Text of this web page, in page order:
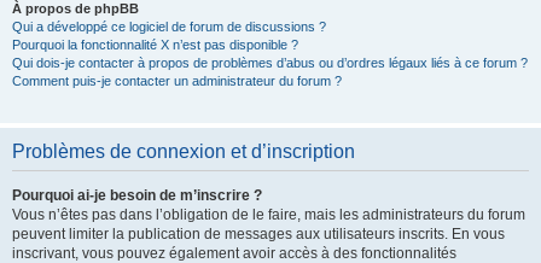
À propos de phpBB
Qui a développé ce logiciel de forum de discussions ?
Pourquoi la fonctionnalité X n’est pas disponible ?
Qui dois-je contacter à propos de problèmes d’abus ou d’ordres légaux liés à ce forum ?
Comment puis-je contacter un administrateur du forum ?
Problèmes de connexion et d’inscription
Pourquoi ai-je besoin de m’inscrire ?
Vous n’êtes pas dans l’obligation de le faire, mais les administrateurs du forum
peuvent limiter la publication de messages aux utilisateurs inscrits. En vous
inscrivant, vous pouvez également avoir accès à des fonctionnalités